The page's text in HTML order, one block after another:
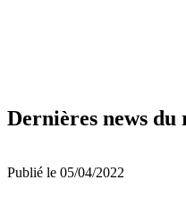
Dernières news du
Publié le 05/04/2022